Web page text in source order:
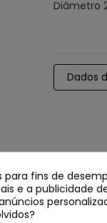
Diâmetro
Dados
fins de
e a publicidade